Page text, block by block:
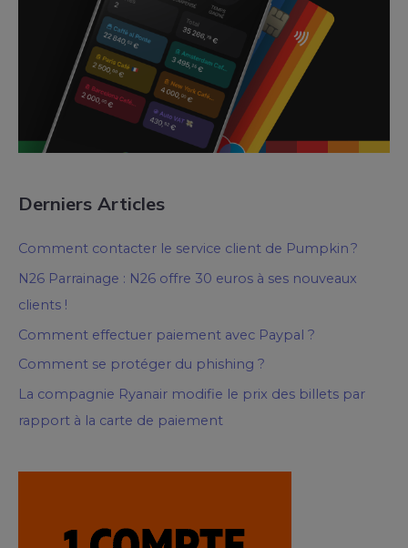
Derniers Articles
Comment contacter le service client de Pumpkin ?
N26 Parrainage : N26 offre 30 euros à ses nouveaux
clients !
Comment effectuer paiement avec Paypal ?
Comment se protéger du phishing ?
La compagnie Ryanair modifie le prix des billets par
rapport à la carte de paiement